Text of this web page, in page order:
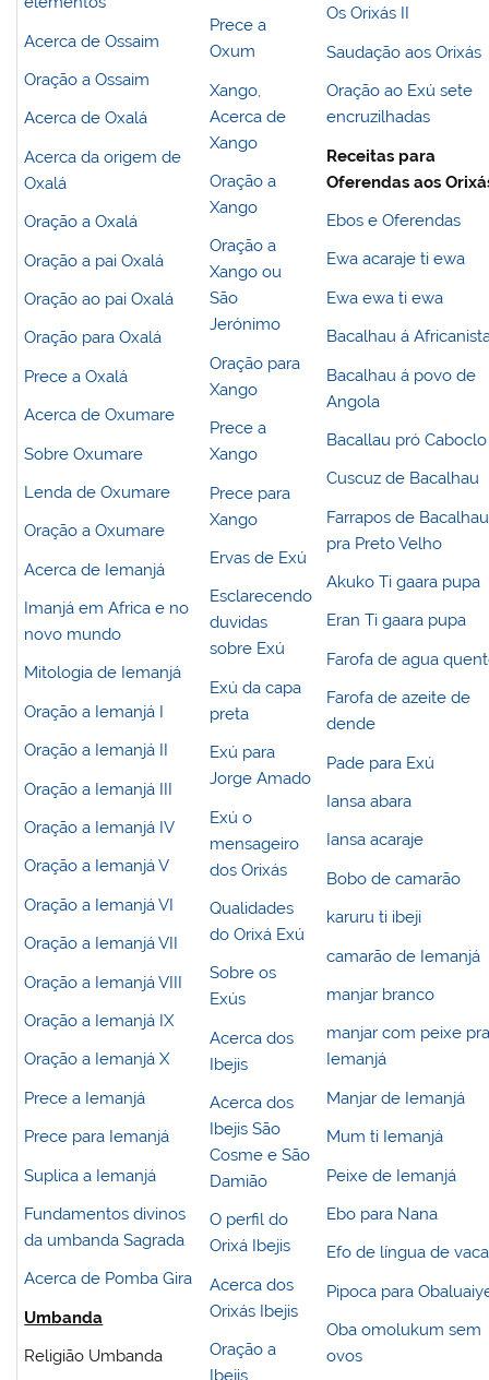
Acerca de Ossaim
Oração a Ossaim
Acerca de Oxalá
Acerca da origem de
Oxalá
Oração a Oxalá
Oração a pai Oxalá
Oração ao pai Oxalá
Oração para Oxalá
Prece a Oxalá
Acerca de Oxumare
Sobre Oxumare
Lenda de Oxumare
Oração a Oxumare
Acerca de Iemanjá
Imanjá em Africa e no
novo mundo
Mitologia de Iemanjá
Oração a Iemanjá I
Oração a Iemanjá II
Oração a Iemanjá III
Oração a Iemanjá IV
Oração a Iemanjá V
Oração a Iemanjá VI
Oração a Iemanjá VII
Oração a Iemanjá VIII
Oração a Iemanjá IX
Oração a Iemanjá X
Prece a Iemanjá
Prece para Iemanjá
Suplica a Iemanjá
Fundamentos divinos
da umbanda Sagrada
Acerca de Pomba Gira
Umbanda
Religião Umbanda
Prece a
Oxum
Xango,
Acerca de
Xango
Oração a
Xango
Oração a
Xango ou
São
Jerónimo
Oração para
Xango
Prece a
Xango
Prece para
Xango
Ervas de Exú
Esclarecendo
duvidas
sobre Exú
Exú da capa
preta
Exú para
Jorge Amado
Exú o
mensageiro
dos Orixás
Qualidades
do Orixá Exú
Sobre os
Exús
Acerca dos
Ibejis
Acerca dos
Ibejis São
Cosme e São
Damião
O perfil do
Orixá Ibejis
Acerca dos
Orixás Ibejis
Oração a
Ibejis
Os Orixás II
Saudação aos Orixás
Oração ao Exú sete
encruzilhadas
Receitas para
Oferendas aos
Ebos e Oferendas
Ewa acaraje ti ewa
Ewa ewa ti ewa
Bacalhau á
Bacalhau á povo de
Angola
Bacallau pró Caboclo
Cuscuz de Bacalhau
Farrapos de Bacalhau
pra Preto Velho
Akuko Ti gaara pupa
Eran Ti gaara pupa
Farofa de agua
Farofa de azeite de
dende
Pade para Exú
Iansa abara
Iansa acaraje
Bobo de camarão
karuru ti ibeji
camarão de Iemanjá
manjar branco
manjar com peixe
Iemanjá
Manjar de Iemanjá
Mum ti Iemanjá
Peixe de Iemanjá
Ebo para Nana
Efo de língua de
Pipoca para
Oba omolukum sem
ovos